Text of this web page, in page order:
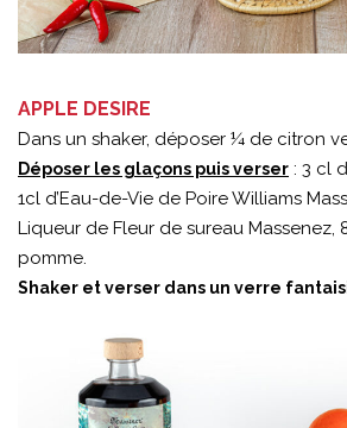
APPLE DESIRE
Dans un shaker, déposer ¼ de citron
Déposer les glaçons puis verser : 3 cl
1cl d’Eau-de-Vie de Poire Williams
Liqueur de Fleur de sureau Massenez,
pomme.
Shaker et verser dans un verre